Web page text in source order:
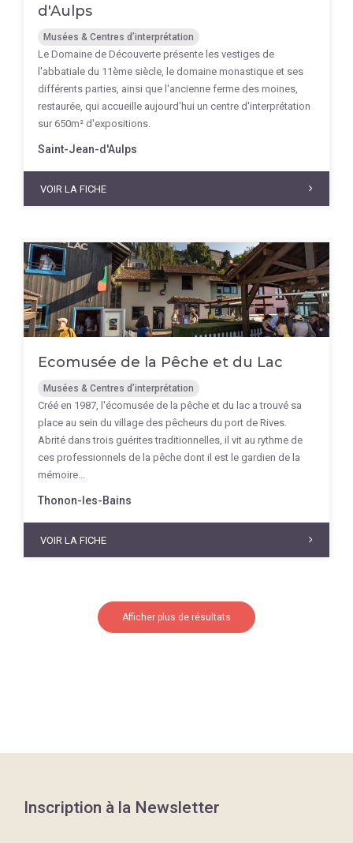
d'Aulps
Musées & Centres d’interprétation
Le Domaine de Découverte présente les vestiges de
l'abbatiale du 11ème siècle, le domaine monastique et ses
différents parties, ainsi que l'ancienne ferme des moines,
restaurée, qui accueille aujourd'hui un centre d'interprétation
sur 650m² d'expositions.
Saint-Jean-d'Aulps
VOIR LA FICHE
Ecomusée de la Pêche et du Lac
Musées & Centres d’interprétation
Créé en 1987, l'écomusée de la pêche et du lac a trouvé sa
place au sein du village des pêcheurs du port de Rives.
Abrité dans trois guérites traditionnelles, il vit au rythme de
ces professionnels de la pêche dont il est le gardien de la
mémoire...
Thonon-les-Bains
VOIR LA FICHE
Afficher plus de résultats
Inscription à la Newsletter